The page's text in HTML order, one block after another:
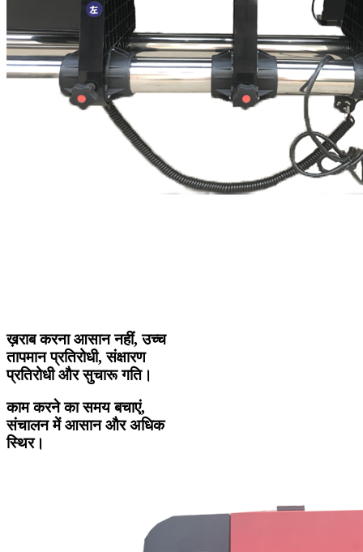
ख़राब करना आसान नहीं, उच्च
तापमान प्रतिरोधी, संक्षारण
प्रतिरोधी और सुचारू गति।
काम करने का समय बचाएं,
संचालन में आसान और अधिक
स्थिर।